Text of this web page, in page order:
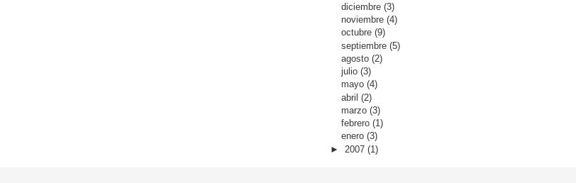
diciembre (3)
noviembre (4)
octubre (9)
septiembre (5)
agosto (2)
julio (3)
mayo (4)
abril (2)
marzo (3)
febrero (1)
enero (3)
► 2007 (1)